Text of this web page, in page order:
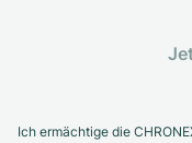
Ich ermächtige die